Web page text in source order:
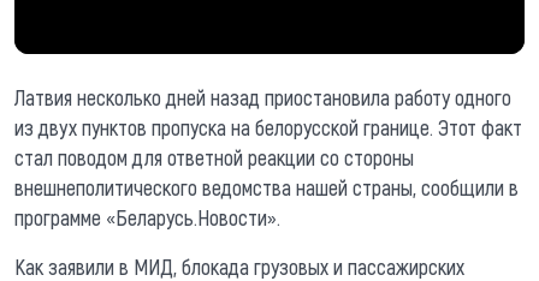
Латвия несколько дней назад приостановила работу одного
из двух пунктов пропуска на белорусской границе. Этот факт
стал поводом для ответной реакции со стороны
внешнеполитического ведомства нашей страны, сообщили в
программе «Беларусь.Новости».
Как заявили в МИД, блокада грузовых и пассажирских